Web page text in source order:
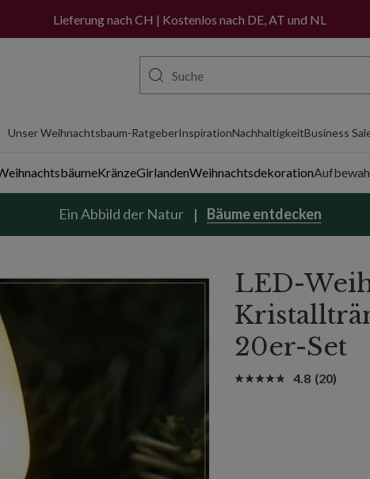
Lieferung nach CH | Kostenlos nach DE, AT und NL
Unser Weihnachtsbaum-RatgeberInspirationNachhaltigkeitBusiness
KränzeGirlandenWeihnachtsdekoration
Ein Abbild der Natur Bäume entdecken
LED-
20er-Set
4.8 (20)